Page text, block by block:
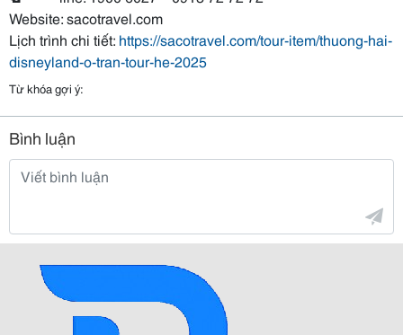
Website: sacotravel.com
Lịch trình chi tiết: https://sacotravel.com/tour-item/thuong-hai-
disneyland-o-tran-tour-he-2025
Từ khóa gợi ý:
Bình luận